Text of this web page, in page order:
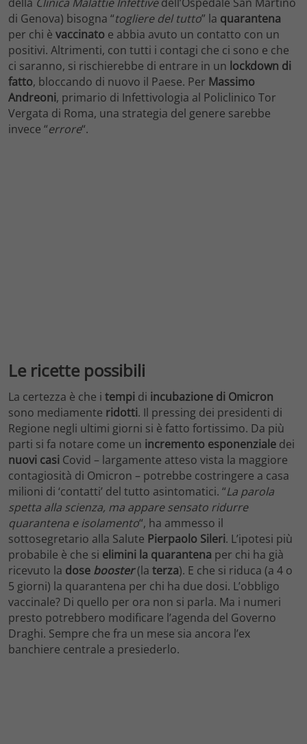
di Genova) bisogna “togliere del tutto” la quarantena
per chi è vaccinato e abbia avuto un contatto con un
positivi. Altrimenti, con tutti i contagi che ci sono e che
ci saranno, si rischierebbe di entrare in un lockdown di
fatto, bloccando di nuovo il Paese. Per Massimo
Andreoni, primario di Infettivologia al Policlinico Tor
Vergata di Roma, una strategia del genere sarebbe
invece “errore“.
Le ricette possibili
La certezza è che i tempi di incubazione di Omicron
sono mediamente ridotti. Il pressing dei presidenti di
Regione negli ultimi giorni si è fatto fortissimo. Da più
parti si fa notare come un incremento esponenziale dei
nuovi casi Covid – largamente atteso vista la maggiore
contagiosità di Omicron – potrebbe costringere a casa
milioni di ‘contatti’ del tutto asintomatici. “La parola
spetta alla scienza, ma appare sensato ridurre
quarantena e isolamento“, ha ammesso il
sottosegretario alla Salute Pierpaolo Sileri. L’ipotesi più
probabile è che si elimini la quarantena per chi ha già
ricevuto la dose booster(la terza). E che si riduca (a 4 o
5 giorni) la quarantena per chi ha due dosi. L’obbligo
vaccinale? Di quello per ora non si parla. Ma i numeri
presto potrebbero modificare l’agenda del Governo
Draghi. Sempre che fra un mese sia ancora l’ex
banchiere centrale a presiederlo.